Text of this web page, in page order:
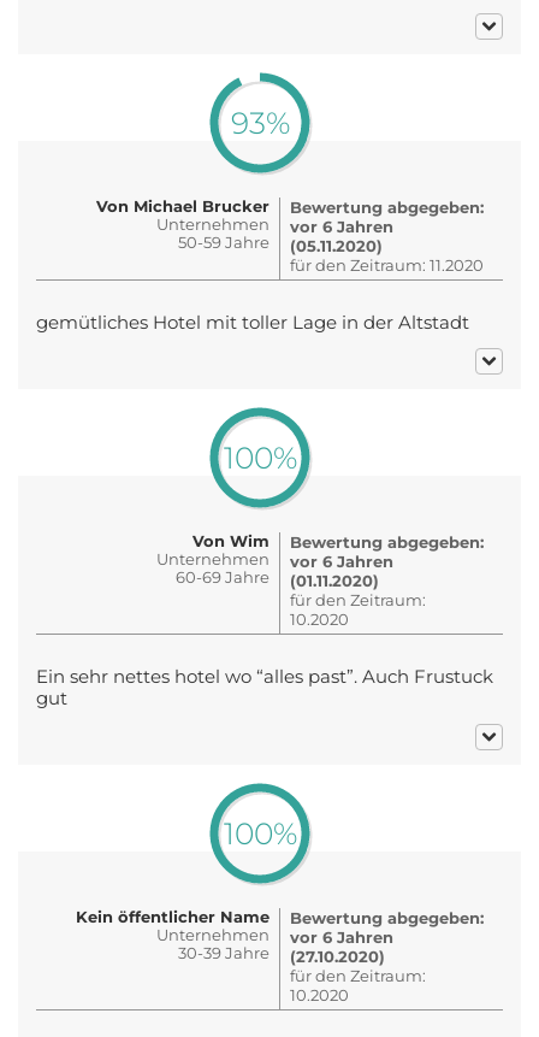
93%
Von Michael Brucker
Unternehmen
50-59 Jahre
Bewertung abgegeben:
vor 6 Jahren
(05.11.2020)
für den Zeitraum: 11.2020
gemütliches Hotel mit toller Lage in der Altstadt
100%
Von Wim
Unternehmen
60-69 Jahre
Bewertung abgegeben:
vor 6 Jahren
(01.11.2020)
für den Zeitraum:
10.2020
Ein sehr nettes hotel wo “alles past”. Auch Frustuck
gut
100%
Kein öffentlicher Name
Unternehmen
30-39 Jahre
Bewertung abgegeben:
vor 6 Jahren
(27.10.2020)
für den Zeitraum:
10.2020